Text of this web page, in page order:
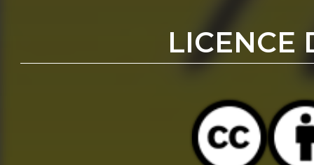
LICENCE